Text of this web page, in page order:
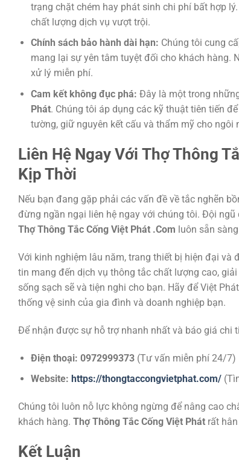
trạng chặt chém hay phát sinh chi phí bất hợp
chất lượng dịch vụ vượt trội.
Chính sách bảo hành dài hạn: Chúng tôi cung
mang lại sự yên tâm tuyệt đối cho khách hàng.
xử lý miễn phí.
Cam kết không đục phá: Đây là một trong
Phát. Chúng tôi áp dụng các kỹ thuật tiên tiến
tường, giữ nguyên kết cấu và thẩm mỹ cho ngôi
Liên Hệ Ngay Với Thợ Thông
Kịp Thời
Nếu bạn đang gặp phải các vấn đề về tắc nghẽn
đừng ngần ngại liên hệ ngay với chúng tôi. Đội ngũ
Thợ Thông Tắc Cống Việt Phát .Com luôn sẵn
Với kinh nghiệm lâu năm, trang thiết bị hiện đại và
tin mang đến dịch vụ thông tắc chất lượng cao,
sống sạch sẽ và tiện nghi cho bạn. Hãy để Việt
thống vệ sinh của gia đình và doanh nghiệp bạn.
Để nhận được sự hỗ trợ nhanh nhất và báo giá chi
Điện thoại: 0972999373(Tư vấn miễn phí 24/7)
Website: https://thongtaccongvietphat.com/
Chúng tôi luôn nỗ lực không ngừng để nâng cao
khách hàng. Thợ Thông Tắc Cống Việt Phát rất
Kết Luận